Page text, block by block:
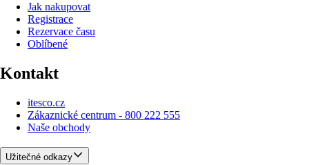
Jak nakupovat
Registrace
Rezervace času
Oblíbené
Kontakt
itesco.cz
Zákaznické centrum - 800 222 555
Naše obchody
Užitečné odkazy